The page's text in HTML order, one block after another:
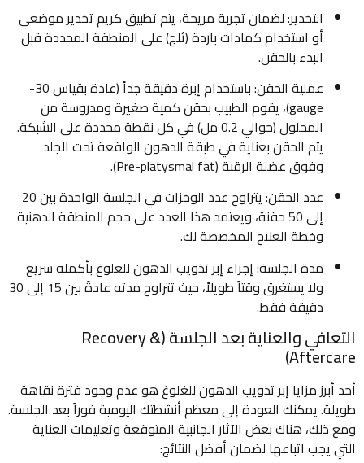
التخدير: لضمان تجربة مريحة، يتم تطبيق كريم تخدير موضعي
أو استخدام كمادات باردة (ثلج) على المنطقة المحددة قبل
البدء بالحقن.
عملية الحقن: باستخدام إبرة دقيقة جداً (عادة بقياس 30-
gauge)، يقوم الطبيب بحقن كمية صغيرة ومدروسة من
المحلول (حوالي 0.2 مل) في كل نقطة محددة على الشبكة.
يتم الحقن بعناية في طبقة الدهون الواقعة تحت الجلد
وفوق عضلة الرقبة (Pre-platysmal fat).
عدد الحقن: يتراوح عدد الوخزات في الجلسة الواحدة بين 20
إلى 50 حقنة، ويعتمد هذا العدد على حجم المنطقة الدهنية
وخطة العلاج المخصصة لك.
مدة الجلسة: إجراء إبر تذويب الدهون للغلوغ بأكمله سريع
ولا يستغرق وقتاً طويلاً، حيث تتراوح مدته عادةً بين 15 إلى 30
دقيقة فقط.
التعافي والعناية بعد الجلسة (Recovery &
Aftercare)
أحد أبرز مزايا إبر تذويب الدهون للغلوغ هو عدم وجود فترة نقاهة
طويلة. يمكنك العودة إلى معظم أنشطتك اليومية فوراً بعد الجلسة.
ومع ذلك، هناك بعض الآثار الجانبية المتوقعة وتعليمات العناية
التي يجب اتباعها لضمان أفضل النتائج: